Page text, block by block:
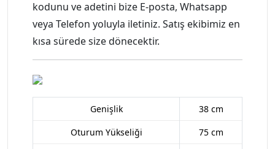
kodunu ve adetini bize E-posta, Whatsapp
veya Telefon yoluyla iletiniz. Satış ekibimiz en
kısa sürede size dönecektir.
Genişlik
38 cm
Oturum Yükseliği
75 cm